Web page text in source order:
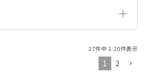
27件中 1-20件表示
1 2